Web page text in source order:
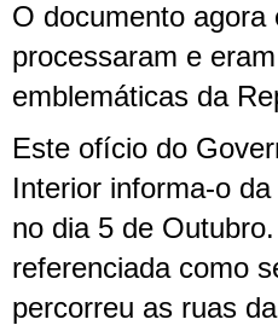
O documento
processaram e
emblemáticas da
Este ofício do
Interior informa-o
no dia 5 de
referenciada como
percorreu as ruas